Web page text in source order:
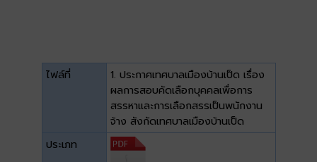
ไฟล์ที่
1. ประกาศเทศบาลเมืองบ้านเป็ด เรื่อง
ผลการสอบคัดเลือกบุคคลเพื่อการ
สรรหาและการเลือกสรรเป็นพนักงาน
จ้าง สังกัดเทศบาลเมืองบ้านเป็ด
ประเภท